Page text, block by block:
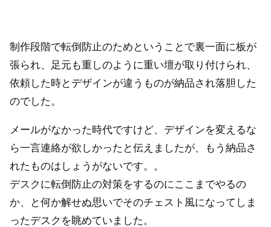
制作段階で転倒防止のためということで裏一面に板が
張られ、足元も重しのように重い壇が取り付けられ、
依頼した時とデザインが違うものが納品され落胆した
のでした。
メールがなかった時代ですけど、デザインを変えるな
ら一言連絡が欲しかったと伝えましたが、もう納品さ
れたものはしょうがないです。。
デスクに転倒防止の対策をするのにここまでやるの
か、と何か解せぬ思いでそのチェスト風になってしま
ったデスクを眺めていました。